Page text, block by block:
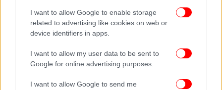
I want to allow Google to enable storage
related to advertising like cookies on web or
device identifiers in apps.
I want to allow my user data to be sent to
Google for online advertising purposes.
I want to allow Google to send me